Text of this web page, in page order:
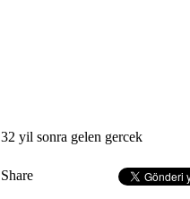
32 yil sonra gelen gercek
Share